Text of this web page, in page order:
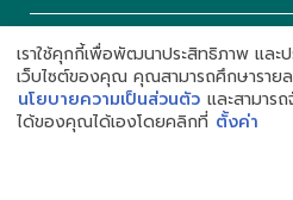
Development by Department
Kasetsart University
เราใช้คุกกี้เพื่อพัฒนาประสิทธิภาพ และ
เว็บไซต์ของคุณ คุณสามารถศึกษารายล
นโยบายความเป็นส่วนตัว และสามาร
ได้ของคุณได้เองโดยคลิกที่ ตั้งค่า